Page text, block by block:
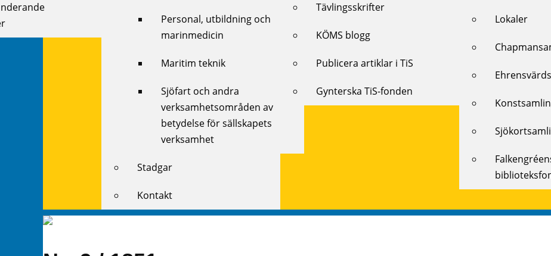
Personal, utbildning och
marinmedicin
Maritim teknik
Sjöfart och andra
verksamhetsområden av
betydelse för sällskapets
verksamhet
Stadgar
Kontakt
Tävlingsskrifter
KÖMS blogg
Publicera artiklar i TiS
Gynterska TiS-fonden
Lokaler